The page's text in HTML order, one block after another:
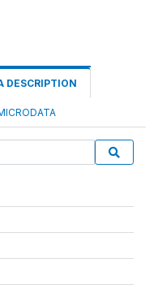
DESCRIPTION